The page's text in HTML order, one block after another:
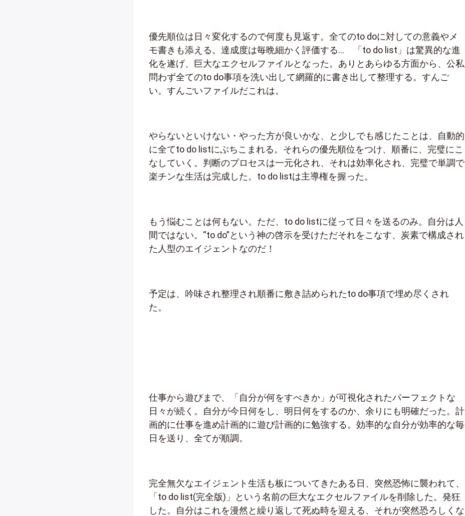
優先順位は日々変化するので何度も見返す。全てのto doに対しての意義やメ
モ書きも添える。達成度は毎晩細かく評価する… 「to do list」は驚異的な進
化を遂げ、巨大なエクセルファイルとなった。ありとあらゆる方面から、公私
問わず全てのto do事項を洗い出して網羅的に書き出して整理する。すんご
い。すんごいファイルだこれは。
やらないといけない・やった方が良いかな、と少しでも感じたことは、自動的
に全てto do listにぶちこまれる。それらの優先順位をつけ、順番に、完璧にこ
なしていく。判断のプロセスは一元化され、それは効率化され、完璧で単調で
楽チンな生活は完成した。to do listは主導権を握った。
もう悩むことは何もない。ただ、to do listに従って日々を送るのみ。自分は人
間ではない。“to do”という神の啓示を受けただそれをこなす、炭素で構成され
た人型のエイジェントなのだ！
予定は、吟味され整理され順番に敷き詰められたto do事項で埋め尽くされ
た。
仕事から遊びまで、「自分が何をすべきか」が可視化されたパーフェクトな
日々が続く。自分が今日何をし、明日何をするのか、余りにも明確だった。計
画的に仕事を進め計画的に遊び計画的に勉強する。効率的な自分が効率的な毎
日を送り、全てが順調。
完全無欠なエイジェント生活も板についてきたある日、突然恐怖に襲われて、
「to do list(完全版)」という名前の巨大なエクセルファイルを削除した。発狂
した。自分はこれを漫然と繰り返して死ぬ時を迎える、それが突然恐ろしくな